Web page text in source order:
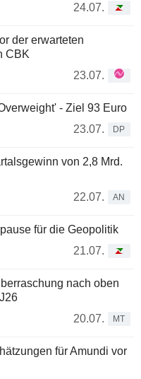
24.07.
der erwarteten
CBK
23.07.
- Ziel 93 Euro
23.07.
DP
von 2,8 Mrd.
22.07.
AN
für die Geopolitik
21.07.
nach oben
20.07.
MT
für Amundi vor